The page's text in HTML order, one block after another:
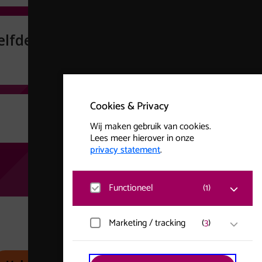
Cookies & Privacy
Wij maken gebruik van cookies.
Lees meer hierover in onze
privacy statement.
Functioneel (1)
Matomo
websitebezoek en gebruik wordt
gemeten en gebruikersgegevens
Marketing / tracking (3)
YouTube